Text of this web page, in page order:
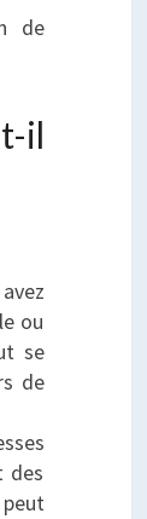
de
il
ou
se
de
des